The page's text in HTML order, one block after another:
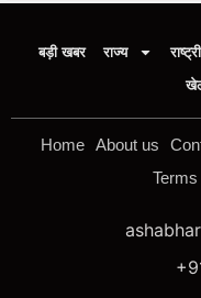
बड़ी खबर राज्य
Home About us